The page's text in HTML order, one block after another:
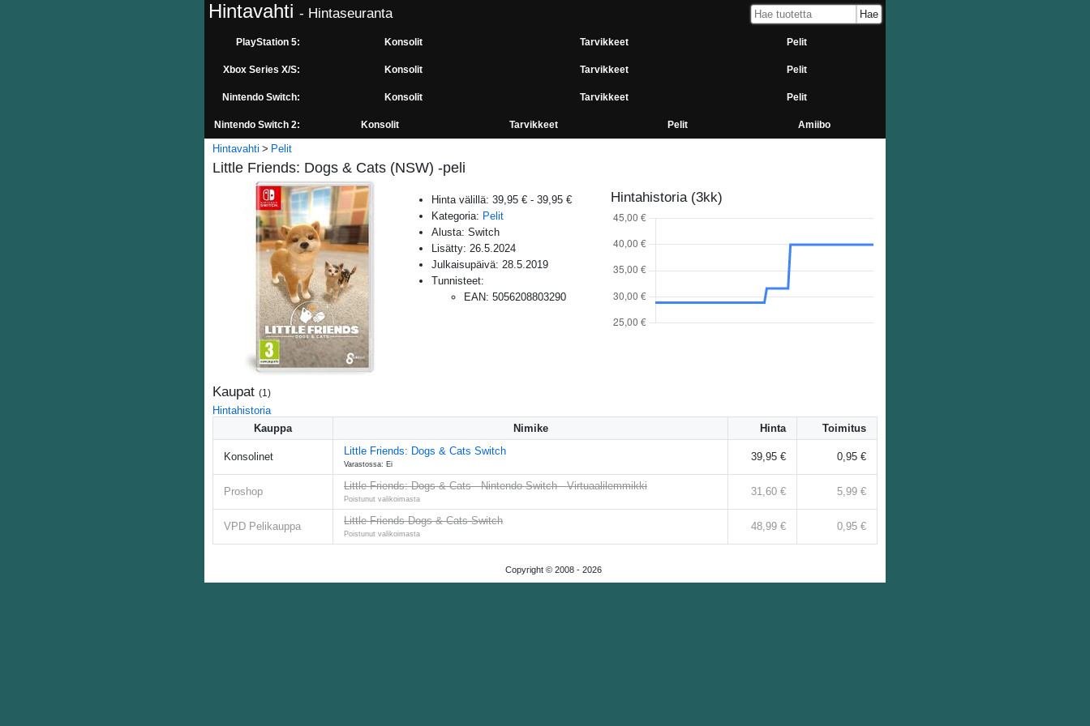
Hintavahti - Hintaseuranta
PlayStation 5: Konsolit Tarvikkeet Pelit
Xbox Series X/S: Konsolit Tarvikkeet Pelit
Nintendo Switch: Konsolit Tarvikkeet Pelit
Nintendo Switch 2: Konsolit Tarvikkeet Pelit Amiibo
Hintavahti Pelit
Little Friends: Dogs & Cats (NSW) -peli
Hinta välillä: 39,95 € - 39,95 €
Kategoria: Pelit
Alusta: Switch
Lisätty: 26.5.2024
Julkaisupäivä: 28.5.2019
Tunnisteet:
EAN: 5056208803290
Hintahistoria (3kk)
Kaupat (1 )
Hintahistoria
Kauppa
Nimike Hinta Toimitus
Konsolinet Little Friends: Dogs & Cats Switch
Varastossa: Ei
39,95 € 0,95 €
Proshop Little Friends: Dogs & Cats - Nintendo Switch - Virtuaalilemmikki
Poistunut valikoimasta
31,60 € 5,99 €
VPD Pelikauppa Little Friends Dogs & Cats Switch
Poistunut valikoimasta
48,99 € 0,95 €
Copyright © 2008 - 2026